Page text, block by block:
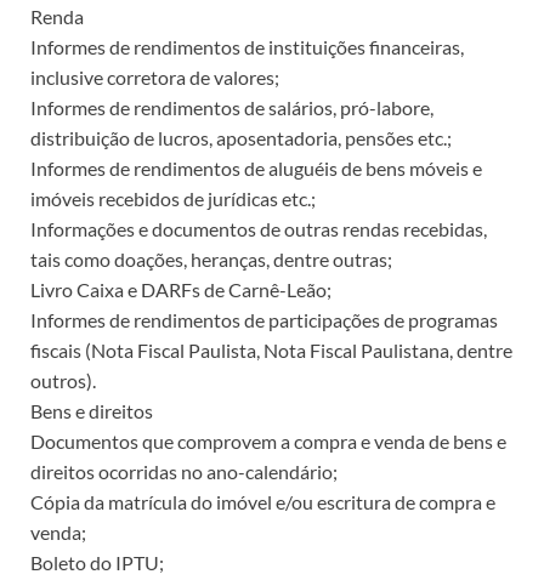
Renda
Informes de rendimentos de instituições financeiras,
inclusive corretora de valores;
Informes de rendimentos de salários, pró-labore,
distribuição de lucros, aposentadoria, pensões etc.;
Informes de rendimentos de aluguéis de bens móveis e
imóveis recebidos de jurídicas etc.;
Informações e documentos de outras rendas recebidas,
tais como doações, heranças, dentre outras;
Livro Caixa e DARFs de Carnê-Leão;
Informes de rendimentos de participações de programas
fiscais (Nota Fiscal Paulista, Nota Fiscal Paulistana, dentre
outros).
Bens e direitos
Documentos que comprovem a compra e venda de bens e
direitos ocorridas no ano-calendário;
Cópia da matrícula do imóvel e/ou escritura de compra e
venda;
Boleto do IPTU;